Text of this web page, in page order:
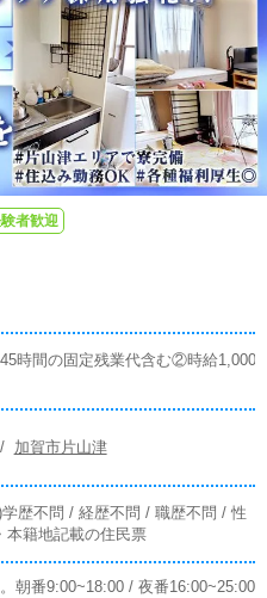
者歓迎
時間の固定残業代含む②時給1,000
/ 加賀市片山津
歴不問 / 経歴不問 / 職歴不問 / 性
籍地記載の住民票
朝番9:00~18:00 / 夜番16:00~25:00